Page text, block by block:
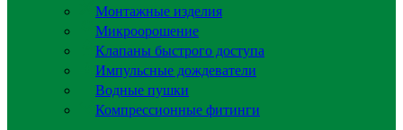
Монтажные изделия
Микроорошение
Клапаны быстрого доступа
Импульсные дождеватели
Водные пушки
Компрессионные фитинги